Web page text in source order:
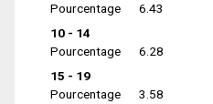
Pourcentage
6.43
10 - 14
Pourcentage
6.28
15 - 19
Pourcentage
3.58